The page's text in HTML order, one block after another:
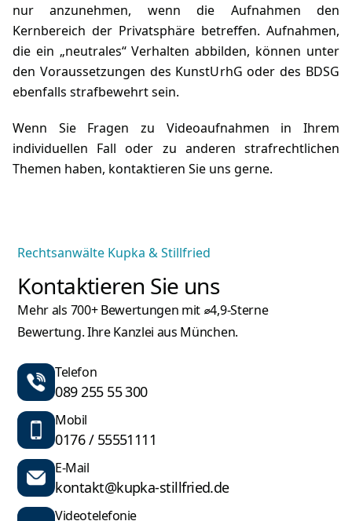
nur anzunehmen, wenn die Aufnahmen den
Kernbereich der Privatsphäre betreffen. Aufnahmen,
die ein „neutrales“ Verhalten abbilden, können unter
den Voraussetzungen des KunstUrhG oder des BDSG
ebenfalls strafbewehrt sein.
Wenn Sie Fragen zu Videoaufnahmen in Ihrem
individuellen Fall oder zu anderen strafrechtlichen
Themen haben, kontaktieren Sie uns gerne.
Rechtsanwälte Kupka & Stillfried
Kontaktieren Sie uns
Mehr als 700+ Bewertungen mit ⌀4,9-Sterne
Bewertung. Ihre Kanzlei aus München.
Telefon
089 255 55 300
Mobil
0176 / 55551111
E-Mail
kontakt@kupka-stillfried.de
Videotelefonie